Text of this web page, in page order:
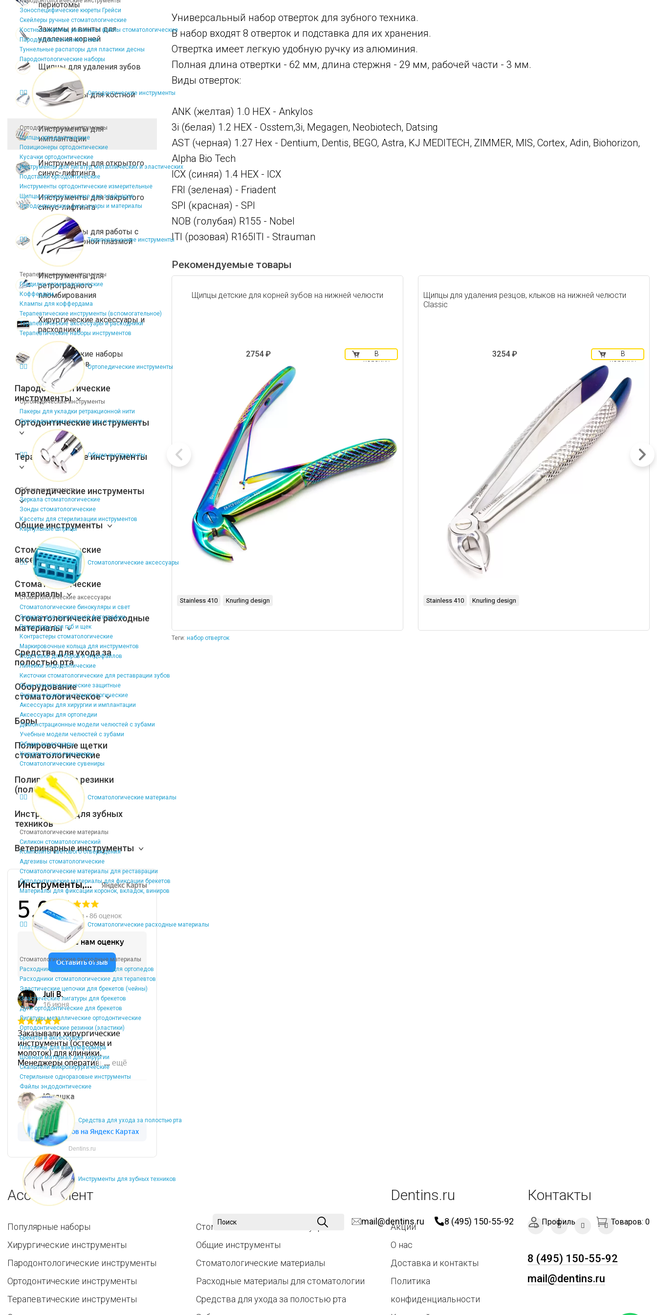
Зоноспецифические кюреты Грейси
Скейлеры ручные стоматологические
Костные кюретки, рашпили и файлы стоматологические
Пародонтологические ножи
Туннельные распаторы для пластики десны
Пародонтологические наборы
Ортодонтические инструменты
Ортодонтические инструменты
Щипцы ортодонтические
Позиционеры ортодонтические
Кусачки ортодонтические
Инструменты для лигатур, металлических и эластических
Подставки ортодонтические
Инструменты ортодонтические измерительные
Щипцы ортодонтические для элайнеров
Ортодонтические аксессуары и материалы
Терапевтические инструменты
Терапевтические инструменты
Гладилки стоматологические
Коффердам
Клампы для коффердама
Терапевтические инструменты (вспомогательное)
Терапевтические аксессуары и расходники
Терапевтические наборы инструментов
Ортопедические инструменты
Ортопедические инструменты
Пакеры для укладки ретракционной нити
Ортопедические аксессуары и расходники
Общие инструменты
Общие инструменты
Зеркала стоматологические
Зонды стоматологические
Кассеты для стерилизации инструментов
Карпульные шприцы
Стоматологические аксессуары
Стоматологические аксессуары
Стоматологические бинокуляры и свет
Зеркала для дентальной фотографии
Ретракторы для губ и щек
Контрастеры стоматологические
Маркировочные кольца для инструментов
Подставки для боров и эндофайлов
Линейки эндодонтические
Кисточки стоматологические для реставрации зубов
Очки стоматологические защитные
Экраны защитные стоматологические
Аксессуары для хирургии и имплантации
Аксессуары для ортопедии
Демонстрационные модели челюстей с зубами
Учебные модели челюстей с зубами
Общие аксессуары
Хирургические тренажеры
Стоматологические сувениры
Стоматологические материалы
Стоматологические материалы
Силикон стоматологический
Композиты светового отверждения
Адгезивы стоматологические
Стоматологические материалы для реставрации
Ортодонтические материалы для фиксации брекетов
Материалы для фиксации коронок, вкладок, виниров
Стоматологические расходные материалы
Стоматологические расходные материалы
Расходники стоматологические для ортопедов
Расходники стоматологические для терапевтов
Эластические цепочки для брекетов (чейны)
Эластические лигатуры для брекетов
Дуги ортодонтические для брекетов
Лигатуры металлические ортодонтические
Ортодонтические резинки (эластики)
Брекеты и аксессуары
Пластины для вакуумформера
Шовный материал для хирургии
Скальпели микрохирургические
Стерильные одноразовые инструменты
Файлы эндодонтические
Средства для ухода за полостью рта
Инструменты для зубных техников
mail@dentins.ru 8 (495) 150-55-92 Товаров: 0
Профиль
периотомы
Зажимы и винты для
удаления корней
Щипцы для удаления зубов
Инструменты для костной
пластики
Инструменты для
имплантации
Инструменты для открытого
синус-лифтинга
Инструменты для закрытого
синус-лифтинга
Инструменты для работы с
тромбоцитарной плазмой
(PRF)
Инструменты для
ретроградного
пломбирования
Хирургические аксессуары и
расходники
Хирургические наборы
инструментов
Пародонтологические
инструменты
Ортодонтические инструменты
Терапевтические инструменты
Ортопедические инструменты
Общие инструменты
Стоматологические
аксессуары
Стоматологические
материалы
Стоматологические расходные
материалы
Средства для ухода за
полостью рта
Оборудование
стоматологическое
Боры
Полировочные щетки
стоматологические
Полировочные резинки
(полиры)
Инструменты для зубных
техников
Ветеринарные инструменты
Dentins.ru
Универсальный набор отверток для зубного техника.
В набор входят 8 отверток и подставка для их хранения.
Отвертка имеет легкую удобную ручку из алюминия.
Полная длина отвертки - 62 мм, длина стержня - 29 мм, рабочей части - 3 мм.
Виды отверток:
ANK (желтая) 1.0 HEX - Ankylos
3i (белая) 1.2 HEX - Osstem,3i, Megagen, Neobiotech, Datsing
AST (черная) 1.27 Hex - Dentium, Dentis, BEGO, Astra, KJ MEDITECH, ZIMMER, MIS, Cortex, Adin, Biohorizon,
Alpha Bio Tech
ICX (синяя) 1.4 HEX - ICX
FRI (зеленая) - Friadent
SPI (красная) - SPI
NOB (голубая) R155 - Nobel
ITI (розовая) R165ITI - Strauman
Рекомендуемые товары
Щипцы детские для корней зубов на нижней челюсти
2754 ₽
В
корзину
Stainless 410 Knurling design
Щипцы для удаления резцов, клыков на нижней челюсти
Classic
3254 ₽
В
корзину
Stainless 410 Knurling design
Теги: набор отверток
Ассортимент
Популярные наборы
Хирургические инструменты
Пародонтологические инструменты
Ортодонтические инструменты
Терапевтические инструменты
Стоматологические аксессуары
Общие инструменты
Стоматологические материалы
Расходные материалы для стоматологии
Средства для ухода за полостью рта
Dentins.ru
Акции
О нас
Доставка и контакты
Политика
конфиденциальности
Контакты
8 (495) 150-55-92
mail@dentins.ru